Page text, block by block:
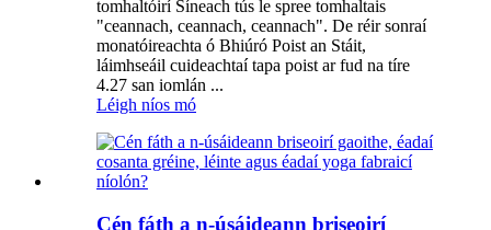
tomhaltóirí Síneach tús le spree tomhaltais
"ceannach, ceannach, ceannach". De réir sonraí
monatóireachta ó Bhiúró Poist an Stáit,
láimhseáil cuideachtaí tapa poist ar fud na tíre
4.27 san iomlán ...
Léigh níos mó
Cén fáth a n-úsáideann briseoirí